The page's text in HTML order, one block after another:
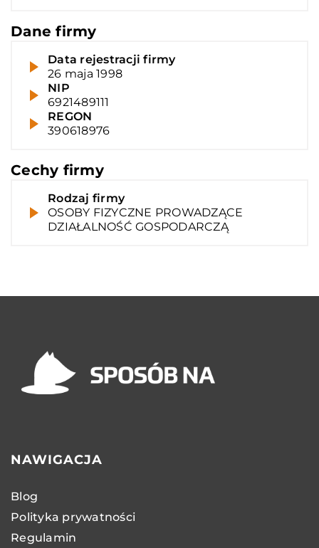
Dane firmy
Data rejestracji firmy
26 maja 1998
NIP
6921489111
REGON
390618976
Cechy firmy
Rodzaj firmy
OSOBY FIZYCZNE PROWADZĄCE
DZIAŁALNOŚĆ GOSPODARCZĄ
NAWIGACJA
Blog
Polityka prywatności
Regulamin